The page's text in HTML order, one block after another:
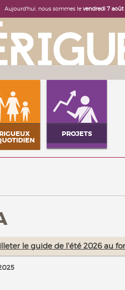
Aujourd'hui, nous sommes levendredi 7
PROJETS
le guide de l'été 2026 au